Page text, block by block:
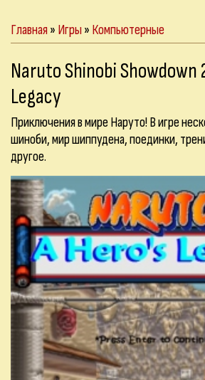
Главная» Игры» Компьютерные
Naruto Shinobi Showdown
Legacy
Приключения в мире Наруто! В игре
шиноби, мир шиппудена, поединки,
другое.